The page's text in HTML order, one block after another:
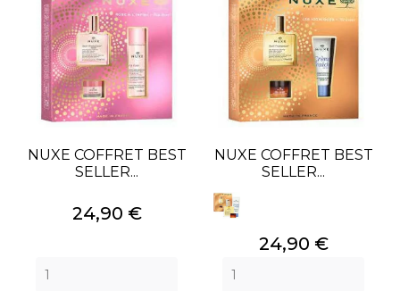
NUXE COFFRET BEST
SELLER...
Prix
24,90 €
NUXE COFFRET BEST
SELLER...
Prix
24,90 €